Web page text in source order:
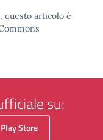
questo articolo è
su:
Play Store